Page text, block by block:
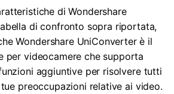
di Wondershare
di confronto sopra riportata,
Wondershare UniConverter è il
per videocamere che supporta
aggiuntive per risolvere tutti
preoccupazioni relative ai video.